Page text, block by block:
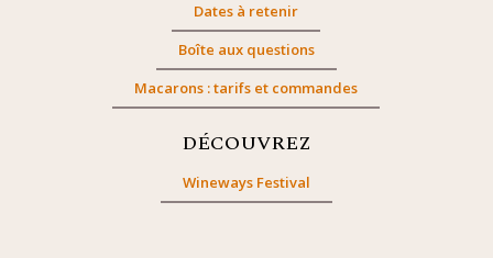
Dates à retenir
Boîte aux questions
Macarons : tarifs et commandes
DÉCOUVREZ
Wineways Festival